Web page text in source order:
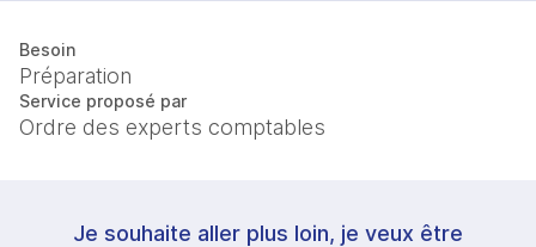
Besoin
Préparation
Service proposé par
Ordre des experts comptables
Je souhaite aller plus loin, je veux être